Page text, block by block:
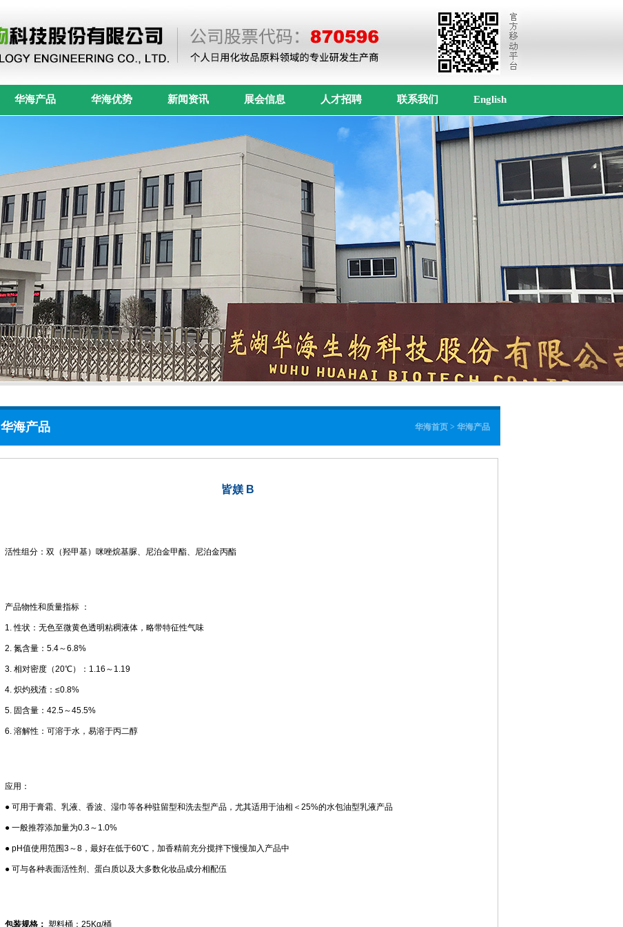
华海产品 华海优势 新闻资讯 展会信息 人才招聘 联系我们 English
华海产品 华海首页 > 华海产品
皆媄 B
活性组分：双（羟甲基）咪唑烷基脲、尼泊金甲酯、尼泊金丙酯
产品物性和质量指标 ：
1. 性状：无色至微黄色透明粘稠液体，略带特征性气味
2. 氮含量：5.4～6.8%
3. 相对密度（20℃）：1.16～1.19
4. 炽灼残渣：≤0.8%
5. 固含量：42.5～45.5%
6. 溶解性：可溶于水，易溶于丙二醇
应用：
● 可用于膏霜、乳液、香波、湿巾等各种驻留型和洗去型产品，尤其适用于油相＜25%的水包油型乳液产品
● 一般推荐添加量为0.3～1.0%
● pH值使用范围3～8，最好在低于60℃，加香精前充分搅拌下慢慢加入产品中
● 可与各种表面活性剂、蛋白质以及大多数化妆品成分相配伍
包装规格： 塑料桶：25Kg/桶